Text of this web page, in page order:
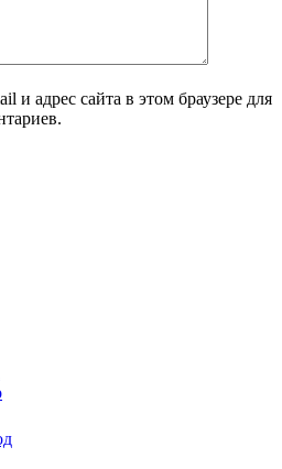
и адрес сайта в этом браузере для